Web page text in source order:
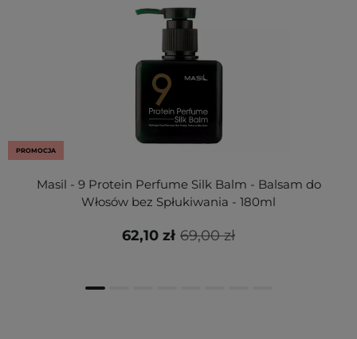
PROMOCJA
Masil - 9 Protein Perfume Silk Balm - Balsam do
Włosów bez Spłukiwania - 180ml
69,00 zł
62,10 zł